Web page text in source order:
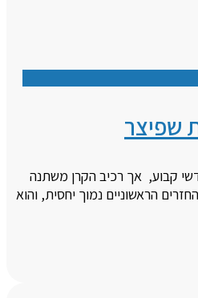
שפיצר
קבוע, אך רכיב הקרן משתנה
הראשוניים נמוך יחסית, והוא